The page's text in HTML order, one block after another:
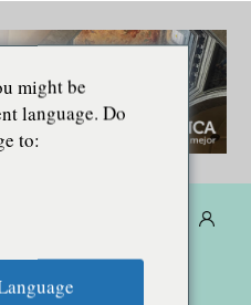
might be
language. Do
to: